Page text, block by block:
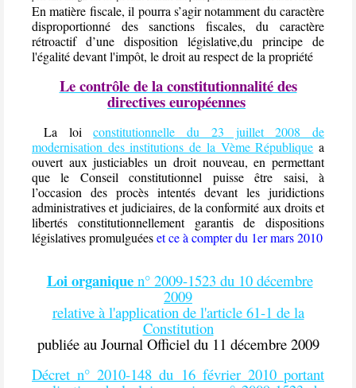
En matière fiscale, il pourra s’agir notamment du caractère
disproportionné des sanctions fiscales, du caractère
rétroactif d’une disposition législative,du principe de
l'égalité devant l'impôt, le droit au respect de la propriété
Le contrôle de la constitutionnalité des
directives européennes
La loiconstitutionnelle du 23 juillet 2008 de
modernisation des institutions de la Vème République a
ouvert aux justiciables un droit nouveau, en permettant
que le Conseil constitutionnel puisse être saisi, à
l’occasion des procès intentés devant les juridictions
administratives et judiciaires, de la conformité aux droits et
libertés constitutionnellement garantis de dispositions
législatives promulguéeset ce à compter du 1er mars 2010
Loi organiquen° 2009-1523 du 10 décembre
2009
relative à l'application de l'article 61-1 de la
Constitution
publiée au Journal Officiel du 11 décembre 2009
Décret n° 2010-148 du 16 février 2010 portant